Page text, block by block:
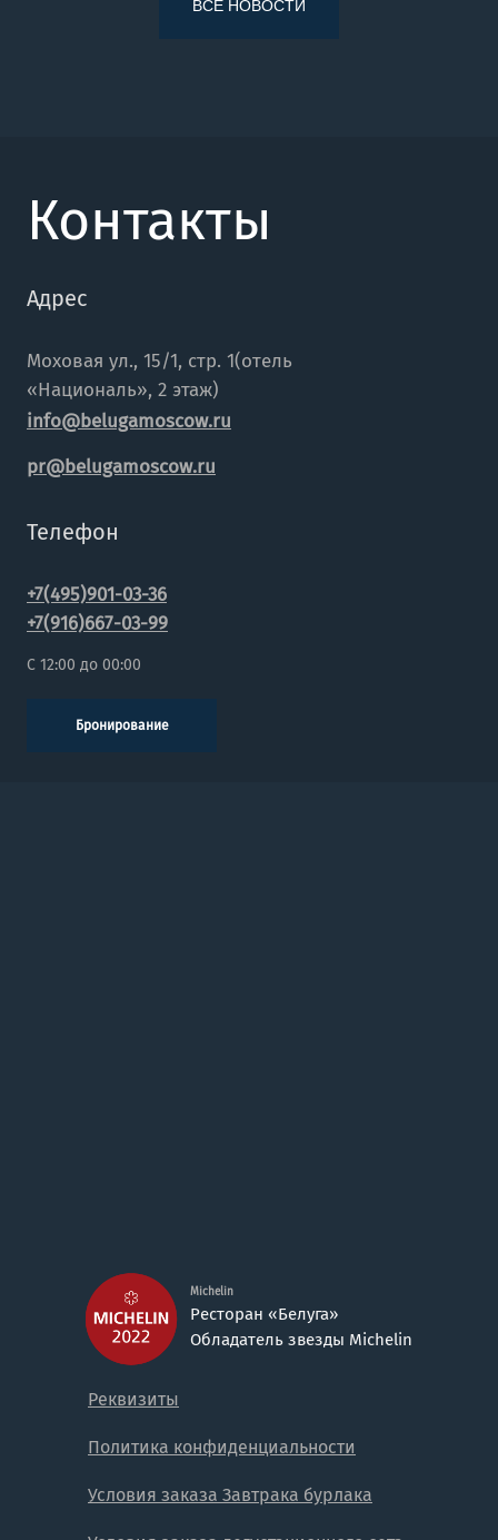
ВСЕ НОВОСТИ
Бронирование
C 12:00 до 00:00
+7(916)667-03-99
+7(495)901-03-36
Телефон
pr@belugamoscow.ru
info@belugamoscow.ru
Моховая ул., 15/1, стр. 1(отель
«Националь», 2 этаж)
Адрес
Контакты
Условия заказа Завтрака бурлака
Политика конфиденциальности
Реквизиты
Ресторан «Белуга»
Обладатель звезды Michelin
Michelin